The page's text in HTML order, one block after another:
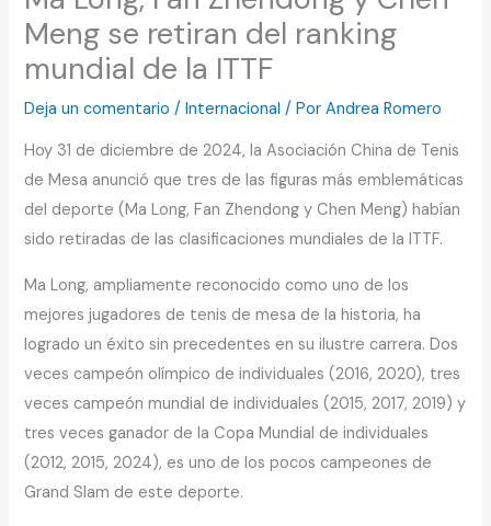
Meng se retiran del ranking
mundial de la ITTF
Deja un comentario /Internacional / PorAndrea Romero
Hoy 31 de diciembre de 2024, la Asociación China de Tenis
de Mesa anunció que tres de las figuras más emblemáticas
del deporte (Ma Long, Fan Zhendong y Chen Meng) habían
sido retiradas de las clasificaciones mundiales de la ITTF.
Ma Long, ampliamente reconocido como uno de los
mejores jugadores de tenis de mesa de la historia, ha
logrado un éxito sin precedentes en su ilustre carrera. Dos
veces campeón olímpico de individuales (2016, 2020), tres
veces campeón mundial de individuales (2015, 2017, 2019) y
tres veces ganador de la Copa Mundial de individuales
(2012, 2015, 2024), es uno de los pocos campeones de
Grand Slam de este deporte.